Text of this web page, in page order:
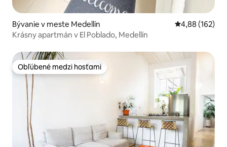
Bývanie v meste Medellín Priemerné
4,88 (162)
Krásny apartmán v El Poblado, Medellín
Obľúbené medzi hosťami
Obľúbené medzi hosťami